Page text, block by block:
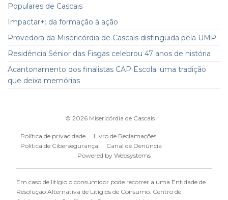
Populares de Cascais
Impactar+: da formação à ação
Provedora da Misericórdia de Cascais distinguida pela UMP
Residência Sénior das Fisgas celebrou 47 anos de história
Acantonamento dos finalistas CAP Escola: uma tradição
que deixa memórias
© 2026 Misericórdia de Cascais
Política de privacidade
Livro de Reclamações
Política de Cibersegurança
Canal de Denúncia
Powered by Websystems
Em caso de litígio o consumidor pode recorrer a uma Entidade de
Resolução Alternativa de Litígios de Consumo. Centro de